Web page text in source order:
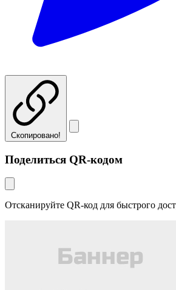
Скопировано!
Поделиться QR-кодом
Отсканируйте QR-код для быстрого